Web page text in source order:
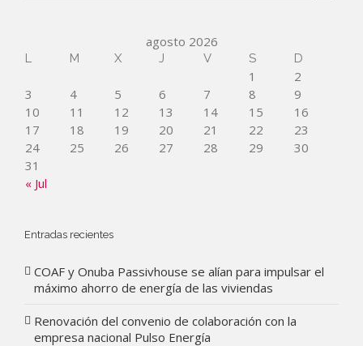
agosto 2026
L M X J V S D
« Jul
1
2
3
4 5 6 7 8
9
10
11 12 13 14 15
16
17
18 19 20 21 22
23
24
25 26 27 28 29
30
31
Entradas recientes
COAF y Onuba Passivhouse se alían para impulsar el
máximo ahorro de energía de las viviendas
Renovación del convenio de colaboración con la
empresa nacional Pulso Energía